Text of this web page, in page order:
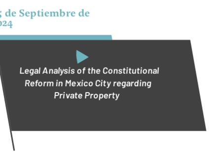
de Septiembre de
Legal Analysis of the Constitutional
Reform in Mexico City regarding
Private Property